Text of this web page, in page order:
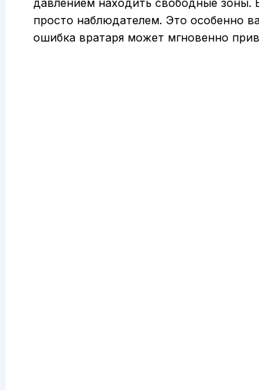
давлением находить свободные зоны.
просто наблюдателем. Это особенно
ошибка вратаря может мгновенно